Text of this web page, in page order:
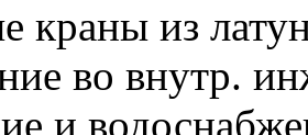
краны из
во внутр.
и